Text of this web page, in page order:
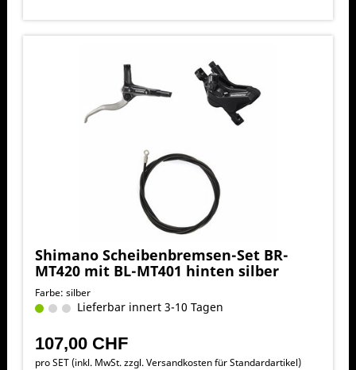
Shimano Scheibenbremsen-Set BR-
MT420 mit BL-MT401 hinten silber
Farbe: silber
Lieferbar innert 3-10 Tagen
107,00 CHF
pro SET (inkl. MwSt. zzgl.Versandkosten für Standardartikel)